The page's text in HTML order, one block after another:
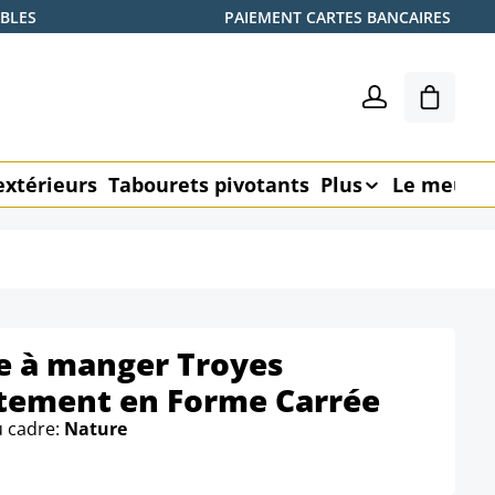
PAIEMENT CARTES BANCAIRES
Le
Tabourets pivotants Plus Le
à manger Troyes
en Forme Carrée
cadre: Nature